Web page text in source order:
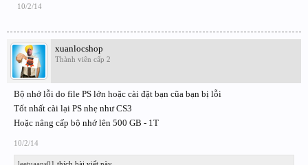
10/2/14
xuanlocshop
Thành viên cấp 2
Bộ nhớ lỗi do file PS lớn hoặc cài đặt bạn cũa bạn bị lỗi
Tốt nhất cài lại PS nhẹ như CS3
Hoặc nâng cấp bộ nhớ lên 500 GB - 1T
10/2/14